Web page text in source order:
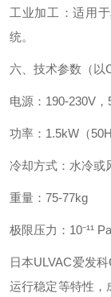
工业加工‌：适用
统。
六、技术参数（以
电源‌：190-230V
功率‌：1.5kW（
冷却方式‌：水冷或
重量‌：75-77kg
极限压力‌：10⁻¹¹
日本ULVAC爱发
运行稳定等特性，